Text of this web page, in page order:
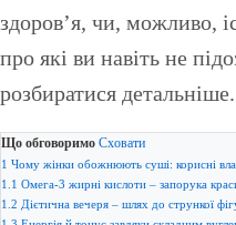
здоров’я, чи, можливо,
про які ви навіть не
розбиратися детальніше.
Що обговоримо Сховати
1 Чому жінки обожнюють суші: корисні
1.1 Омега-3 жирні кислоти – запорука
1.2 Дієтична вечеря – шлях до стрункої